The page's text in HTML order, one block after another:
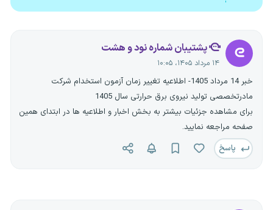
پشتیبان شماره نود و هشت
۱۴ مرداد ۱۴۰۵، ۱۰:۰۵
خبر 14 مرداد 1405- اطلاعیه تغییر زمان آزمون استخدام شرکت
مادرتخصصی تولید نیروی برق حرارتی سال 1405
برای مشاهده جزئیات بیشتر به بخش اخبار و اطلاعیه ها در ابتدای همین
صفحه مراجعه نمایید.
پاسخ